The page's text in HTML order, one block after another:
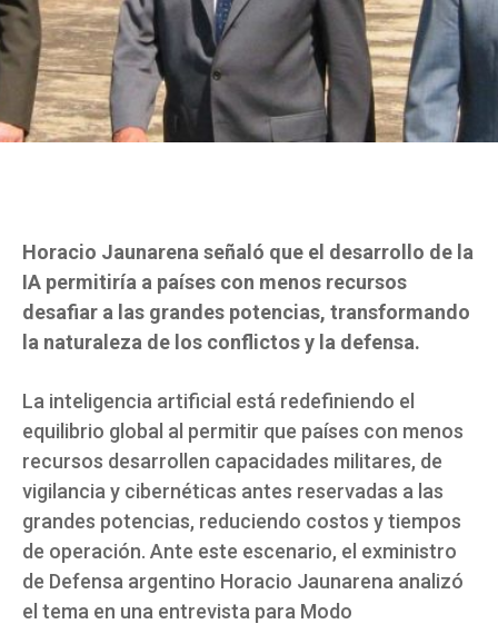
Horacio Jaunarena señaló que el desarrollo de la
IA permitiría a países con menos recursos
desafiar a las grandes potencias, transformando
la naturaleza de los conflictos y la defensa.
La inteligencia artificial está redefiniendo el
equilibrio global al permitir que países con menos
recursos desarrollen capacidades militares, de
vigilancia y cibernéticas antes reservadas a las
grandes potencias, reduciendo costos y tiempos
de operación. Ante este escenario, el exministro
de Defensa argentino Horacio Jaunarena analizó
el tema en una entrevista para Modo